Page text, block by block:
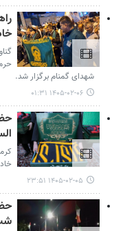
شهدای گمنام برگزار شد.
۱۴۰۵-۰۲-۰۶ ۰۱:۳۱
۱۴۰۵-۰۲-۰۵ ۲۳:۵۱